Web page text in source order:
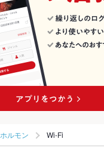
ルモン Wi-Fi